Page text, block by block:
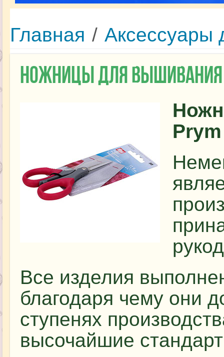
Главная / Аксессуары
Ножницы для вышивания
Prym
Все изделия
благодаря чему они
ступенях
высочайшие